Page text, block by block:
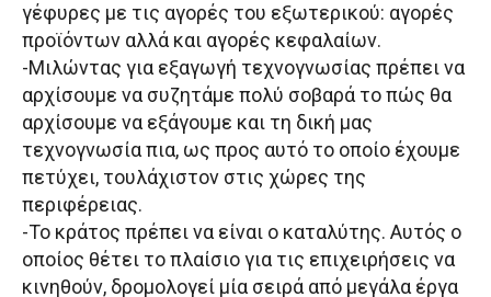
γέφυρες με τις αγορές του εξωτερικού: αγορές
προϊόντων αλλά και αγορές κεφαλαίων.
-Μιλώντας για εξαγωγή τεχνογνωσίας πρέπει να
αρχίσουμε να συζητάμε πολύ σοβαρά το πώς θα
αρχίσουμε να εξάγουμε και τη δική μας
τεχνογνωσία πια, ως προς αυτό το οποίο έχουμε
πετύχει, τουλάχιστον στις χώρες της
περιφέρειας.
-Το κράτος πρέπει να είναι ο καταλύτης. Αυτός ο
οποίος θέτει το πλαίσιο για τις επιχειρήσεις να
κινηθούν, δρομολογεί μία σειρά από μεγάλα έργα